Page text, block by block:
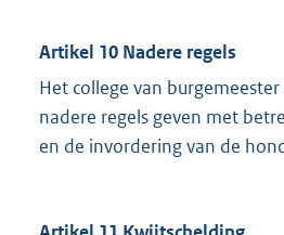
Artikel 10 Nadere regels
Het college van
nadere regels geven met
en de invordering van de